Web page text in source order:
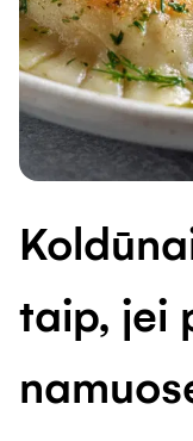
taip, jei